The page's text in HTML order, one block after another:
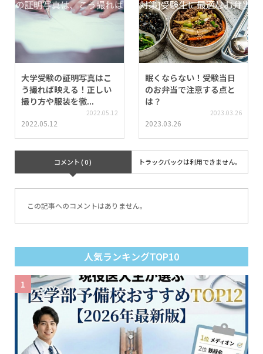
大学受験の証明写真はこ
う撮れば映える！正しい
撮り方や服装を徹...
2022.05.12
2022.05.12
眠くならない！受験当日
のお弁当で注意する点と
は？
2023.03.26
2023.03.26
コメント ( 0 ) トラックバックは利用できません。
この記事へのコメントはありません。
人気ランキングTOP10
1